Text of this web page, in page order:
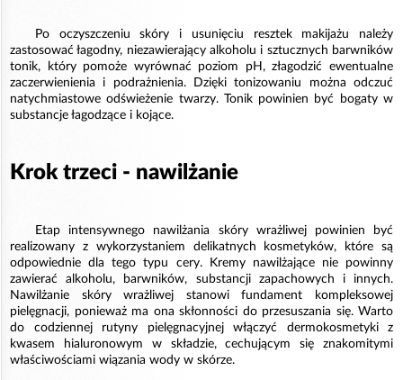
Po oczyszczeniu skóry i usunięciu resztek makijażu należy
zastosować łagodny, niezawierający alkoholu i sztucznych barwników
tonik, który pomoże wyrównać poziom pH, złagodzić ewentualne
zaczerwienienia i podrażnienia. Dzięki tonizowaniu można odczuć
natychmiastowe odświeżenie twarzy. Tonik powinien być bogaty w
substancje łagodzące i kojące.
Krok trzeci - nawilżanie
Etap intensywnego nawilżania skóry wrażliwej powinien być
realizowany z wykorzystaniem delikatnych kosmetyków, które są
odpowiednie dla tego typu cery. Kremy nawilżające nie powinny
zawierać alkoholu, barwników, substancji zapachowych i innych.
Nawilżanie skóry wrażliwej stanowi fundament kompleksowej
pielęgnacji, ponieważ ma ona skłonności do przesuszania się. Warto
do codziennej rutyny pielęgnacyjnej włączyć dermokosmetyki z
kwasem hialuronowym w składzie, cechującym się znakomitymi
właściwościami wiązania wody w skórze.